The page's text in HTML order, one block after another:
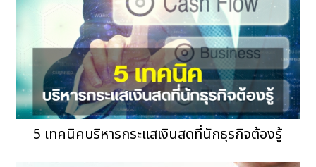
5 เทคนิคบริหารกระแสเงินสดที่นักธุรกิจต้องรู้